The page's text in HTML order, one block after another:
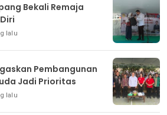
Bekali Remaja
lalu
Pembangunan
Jadi Prioritas
lalu